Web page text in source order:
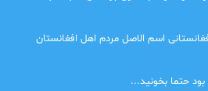
اسم الاصل مردم اهل افغانستان
حتما بخونید...